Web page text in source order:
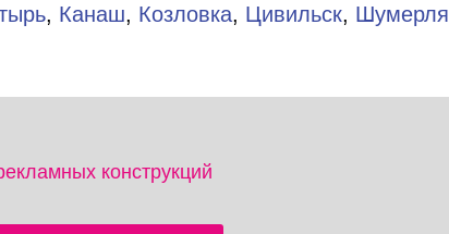
, Канаш, Козловка, Цивильск, Шумерля
конструкций